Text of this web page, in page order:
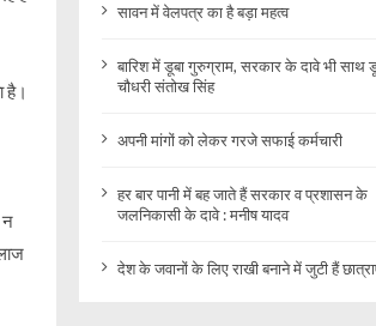
है।
न
सावन में वेलपत्र का है बड़ा महत्व
बारिश में डूबा गुरुग्राम, सरकार के दावे भी साथ
चौधरी संतोख सिंह
अपनी मांगों को लेकर गरजे सफाई कर्मचारी
हर बार पानी में बह जाते हैं सरकार व प्रशासन के
जलनिकासी के दावे : मनीष यादव
देश के जवानों के लिए राखी बनाने में जुटी हैं